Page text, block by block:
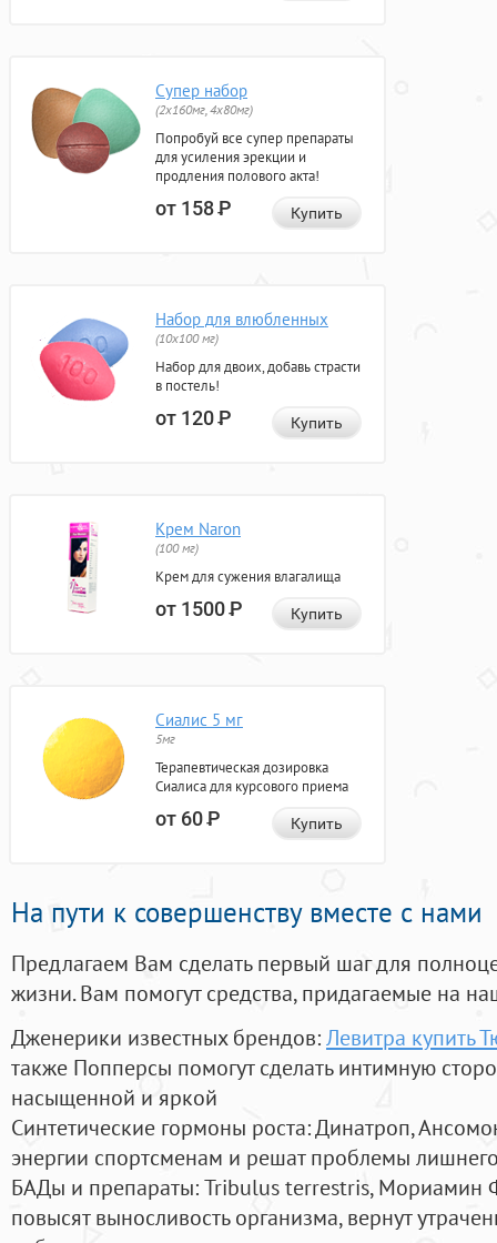
Супер набор
(2х160мг, 4х80мг)
Попробуй все супер препараты
для усиления эрекции и
продления полового акта!
от 158Р Купить
Набор для влюбленных
(10х100 мг)
Набор для двоих, добавь страсти
в постель!
от 120Р Купить
Крем Naron
(100 мг)
Крем для сужения влагалища
от 1500Р Купить
Сиалис 5 мг
5мг
Терапевтическая дозировка
Сиалиса для курсового приема
от 60Р Купить
На пути к совершенству вместе с нами
Предлагаем Вам сделать первый шаг для
жизни. Вам помогут средства, придагаемые на
Дженерики известных брендов:Левитра купить
также Попперсы помогут сделать интимную
насыщенной и яркой
Синтетические гормоны роста: Динатроп,
энергии спортсменам и решат проблемы
БАДы и препараты:Tribulus terrestris, Мориамин
повысят выносливость организма, вернут